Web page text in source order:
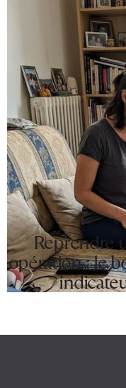
Reprendre
opération : le